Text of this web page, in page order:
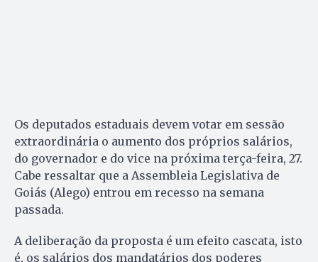
Os deputados estaduais devem votar em sessão
extraordinária o aumento dos próprios salários,
do governador e do vice na próxima terça-feira, 27.
Cabe ressaltar que a Assembleia Legislativa de
Goiás (Alego) entrou em recesso na semana
passada.
A deliberação da proposta é um efeito cascata, isto
é, os salários dos mandatários dos poderes